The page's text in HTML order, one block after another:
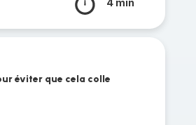
éviter que cela colle